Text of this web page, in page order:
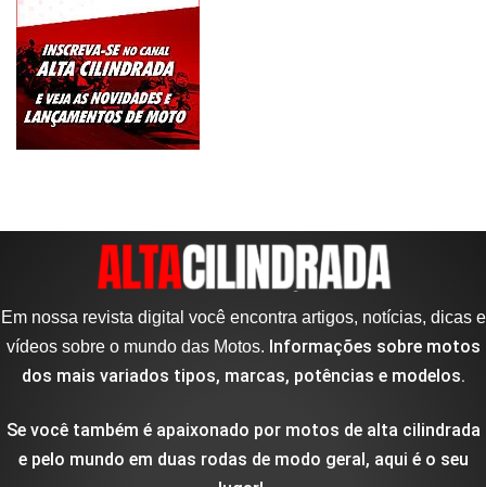
Em nossa revista digital você encontra artigos, notícias, dicas e
vídeos sobre o mundo das Motos. Informações sobre motos
dos mais variados tipos, marcas, potências e modelos.
Se você também é apaixonado por motos de alta cilindrada
e pelo mundo em duas rodas de modo geral, aqui é o seu